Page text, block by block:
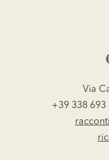
Via
+39 338 693